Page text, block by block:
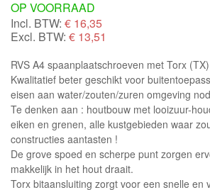
OP VOORRAAD
Incl. BTW: € 16,35
Excl. BTW: € 13,51
RVS A4 spaanplaatschroeven met Torx
Kwalitatief beter geschikt voor
eisen aan water/zouten/zuren omgeving
Te denken aan : houtbouw met looizuur-
eiken en grenen, alle kustgebieden waar
constructies aantasten !
De grove spoed en scherpe punt zorgen
makkelijk in het hout draait.
Torx bitaansluiting zorgt voor een snelle en